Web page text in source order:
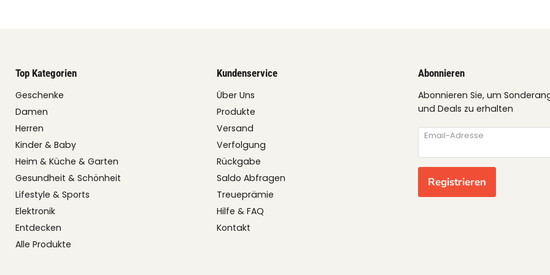
Top Kategorien
Geschenke
Damen
Herren
Kinder & Baby
Heim & Küche & Garten
Gesundheit & Schönheit
Lifestyle & Sports
Elektronik
Entdecken
Alle Produkte
Kundenservice
Über Uns
Produkte
Versand
Verfolgung
Rückgabe
Saldo Abfragen
Treueprämie
Hilfe & FAQ
Kontakt
Abonnieren
Abonnieren Sie, um
und Deals zu erhalten
Email-Adresse
Registrieren